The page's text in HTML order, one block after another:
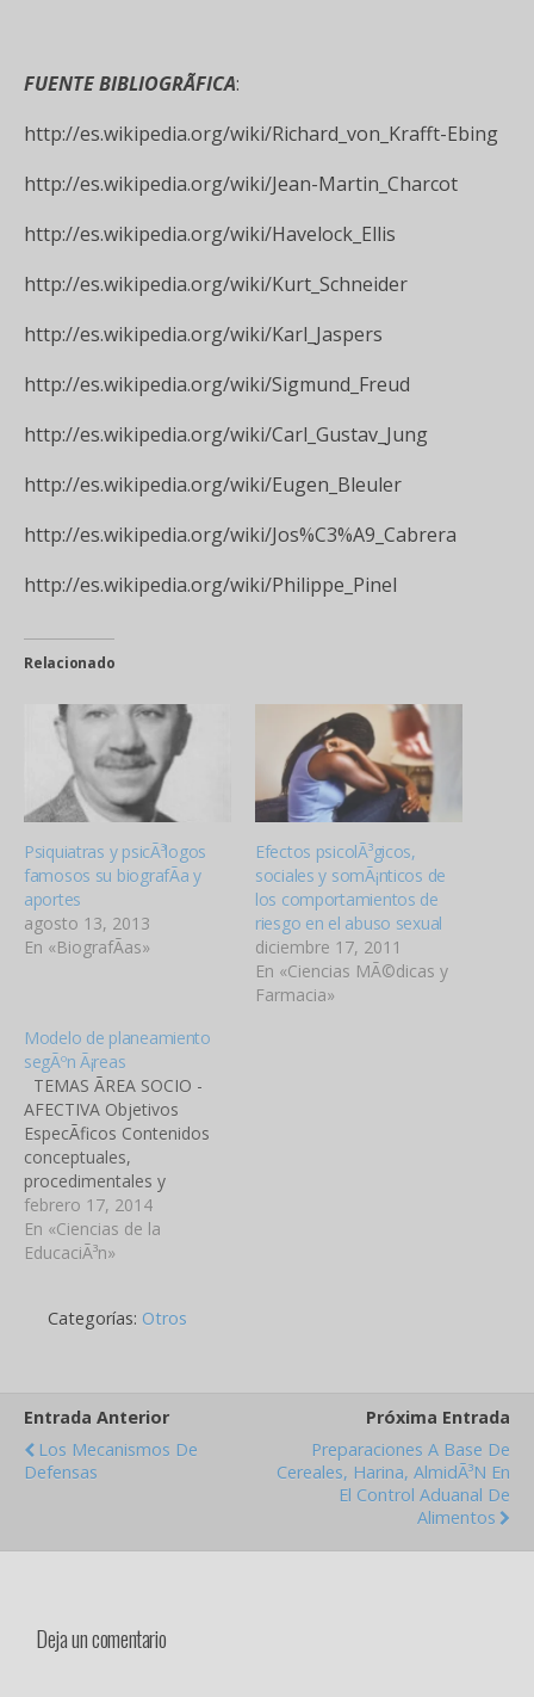
FUENTE BIBLIOGRÃFICA:
http://es.wikipedia.org/wiki/Richard_von_Krafft-Ebing
http://es.wikipedia.org/wiki/Jean-Martin_Charcot
http://es.wikipedia.org/wiki/Havelock_Ellis
http://es.wikipedia.org/wiki/Kurt_Schneider
http://es.wikipedia.org/wiki/Karl_Jaspers
http://es.wikipedia.org/wiki/Sigmund_Freud
http://es.wikipedia.org/wiki/Carl_Gustav_Jung
http://es.wikipedia.org/wiki/Eugen_Bleuler
http://es.wikipedia.org/wiki/Jos%C3%A9_Cabrera
http://es.wikipedia.org/wiki/Philippe_Pinel
Relacionado
Psiquiatras y psicÃ³logos
famosos su biografÃ­a y
aportes
agosto 13, 2013
En «BiografÃ­as»
Efectos psicolÃ³gicos,
sociales y somÃ¡nticos de
los comportamientos de
riesgo en el abuso sexual
diciembre 17, 2011
En «Ciencias MÃ©dicas y
Farmacia»
Modelo de planeamiento
segÃºn Ã¡reas
TEMAS ÃREA SOCIO -
AFECTIVA Objetivos
EspecÃ­ficos Contenidos
conceptuales,
procedimentales y
actitudinales Actividades
sugeridas de aprendizaje y
de evaluaciÃ³n Reconocer
mbolos patrios La
Ãrbol, Moneda y Canal de
PanamÃ¡…
febrero 17, 2014
En «Ciencias de la
EducaciÃ³n»
Categorías: Otros
Entrada Anterior
Los Mecanismos De
Defensas
Próxima Entrada
Preparaciones A Base De
Cereales, Harina, AlmidÃ³n En
El Control Aduanal De
Alimentos
Deja un comentario